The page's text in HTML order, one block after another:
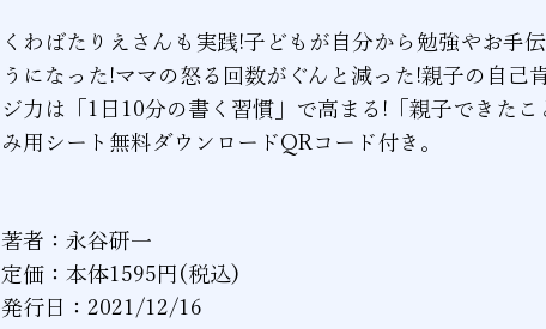
くわばたりえさんも実践!子どもが自分から勉強やお手
うになった!ママの怒る回数がぐんと減った!親子の自己
ジ力は「1日10分の書く習慣」で高まる!「親子できた
み用シート無料ダウンロードQRコード付き。
著者：永谷研一
定価：本体1595円(税込)
発行日：2021/12/16